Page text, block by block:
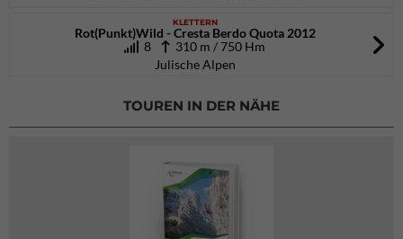
KLETTERN
Rot(Punkt)Wild - Cresta Berdo Quota 2012
8
310 m / 750 Hm
Julische Alpen
TOUREN IN DER NÄHE